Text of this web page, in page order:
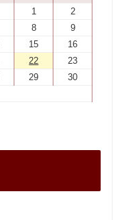
1
2
8
9
15
16
22
23
29
30